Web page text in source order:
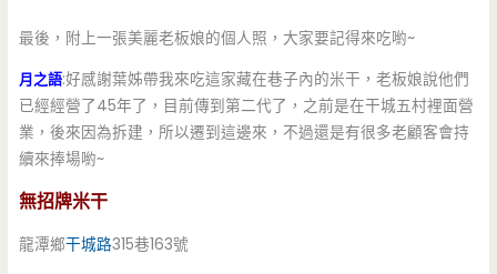
最後，附上一張美麗老板娘的個人照，大家要記得來吃喲~
月之語:好感謝葉姊帶我來吃這家藏在巷子內的米干，老板娘說他們
已經經營了45年了，目前傳到第二代了，之前是在干城五村裡面營
業，後來因為拆建，所以遷到這邊來，不過還是有很多老顧客會持
續來捧場喲~
無招牌米干
龍潭鄉干城路315巷163號